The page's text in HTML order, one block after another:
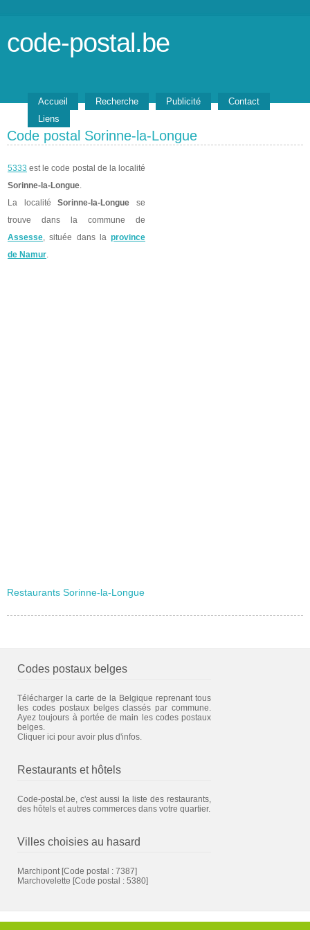
code-postal.be
Accueil Recherche Publicité
Contact
Liens
Code postal Sorinne-la-Longue
5333 est le code postal de la localité
Sorinne-la-Longue.
La localitéSorinne-la-Longue se
trouve dans la commune de
Assesse, située dans la province
de Namur.
Restaurants Sorinne-la-Longue
Codes postaux belges
Télécharger la carte de la Belgique reprenant tous
les codes postaux belges classés par commune.
Ayez toujours à portée de main les codes postaux
belges.
Cliquer ici pour avoir plus d'infos.
Restaurants et hôtels
Code-postal.be, c'est aussi la liste des restaurants,
des hôtels et autres commerces dans votre quartier.
Villes choisies au hasard
Marchipont [Code postal : 7387]
Marchovelette [Code postal : 5380]